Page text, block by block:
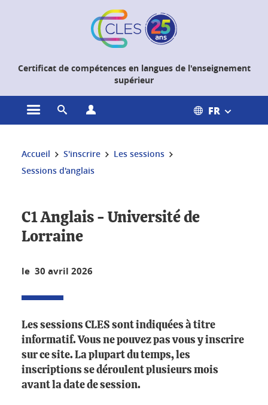
Certificat de compétences en langues de l'enseignement
supérieur
Ouvrir le menu principal
Ouvrir le moteur de recherche FR
Vous êtes ici :
Accueil S'inscrire
Les sessions
Sessions d'anglais
C1 Anglais - Université de
Lorraine
le 30 avril 2026
Les sessions CLES sont indiquées à titre
informatif. Vous ne pouvez pas vous y inscrire
sur ce site. La plupart du temps, les
inscriptions se déroulent plusieurs mois
avant la date de session.